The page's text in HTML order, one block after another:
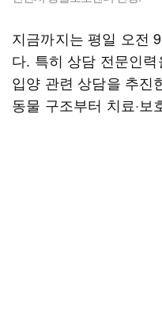
지금까지는 평일 오전
다. 특히 상담 전문인
입양 관련 상담을 추진
동물 구조부터 치료·